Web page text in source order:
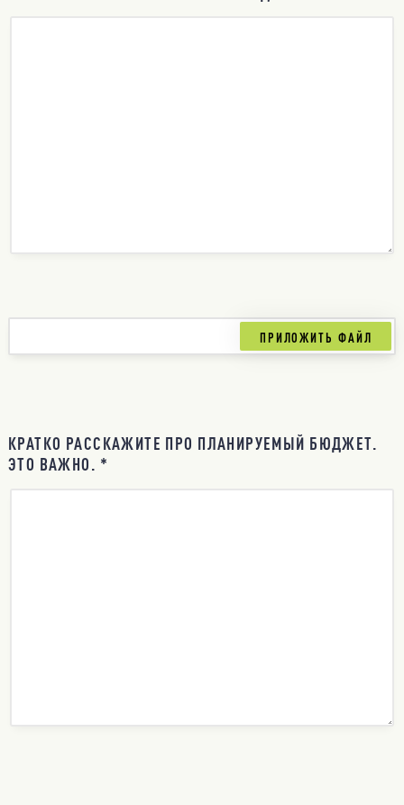
КРАТКО РАССКАЖИТЕ ПРО ПЛАНИРУЕМЫЙ БЮДЖЕТ.
ЭТО ВАЖНО. *